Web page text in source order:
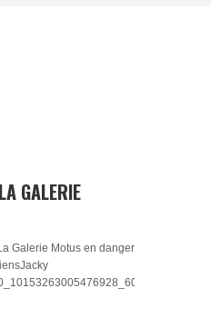
GALERIE
Galerie Motus en danger